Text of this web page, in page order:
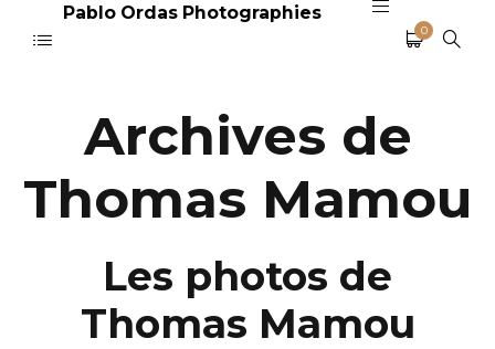
Pablo Ordas Photographies
0
Archives de
Thomas Mamou
Les photos de
Thomas Mamou